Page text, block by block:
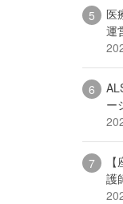
医
運
ー
護